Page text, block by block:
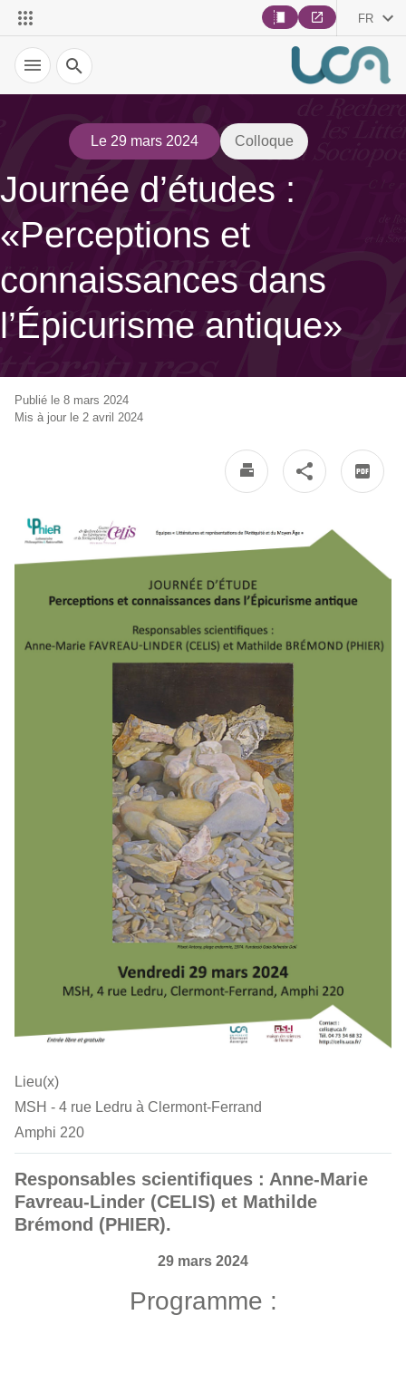
FR
Recherche
Le 29 mars 2024 Colloque
Journée d’études :
«Perceptions et
connaissances dans
l’Épicurisme antique»
Publié le 8 mars 2024
Mis à jour le 2 avril 2024
Lieu(x)
MSH - 4 rue Ledru à Clermont-Ferrand
Amphi 220
Responsables scientifiques : Anne-Marie
Favreau-Linder (CELIS) et Mathilde
Brémond (PHIER).
29 mars 2024
Programme :